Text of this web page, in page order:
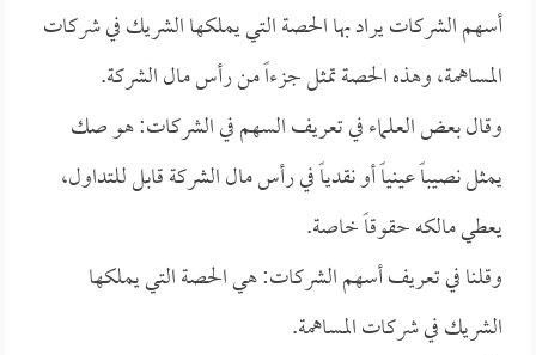
أسهم الشركات يراد بها الحصة التي يملكها الشريك في شركات
المساهمة، وهذه الحصة تمثل جزءاً من رأس مال الشركة.
وقال بعض العلماء في تعريف السهم في الشركات: هو صك
يمثل نصيباً عينياً أو نقدياً في رأس مال الشركة قابل للتداول،
يعطي مالكه حقوقاً خاصة.
وقلنا في تعريف أسهم الشركات: هي الحصة التي يملكها
الشريك في شركات المساهمة.